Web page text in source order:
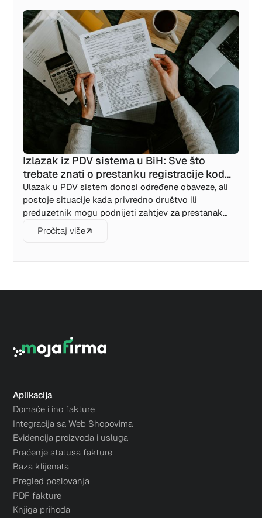
biznis za bolje dane bez ponovne registracije.
Izlazak iz PDV sistema u BiH: Sve što
trebate znati o prestanku registracije kod
UIO
Ulazak u PDV sistem donosi određene obaveze, ali
postoje situacije kada privredno društvo ili
preduzetnik mogu podnijeti zahtjev za prestanak
registracije kod Uprave za indirektno oporezivanje
Pročitaj više
Aplikacija
Domaće i ino fakture
Integracija sa Web Shopovima
Evidencija proizvoda i usluga
Praćenje statusa fakture
Baza klijenata
Pregled poslovanja
PDF fakture
Knjiga prihoda